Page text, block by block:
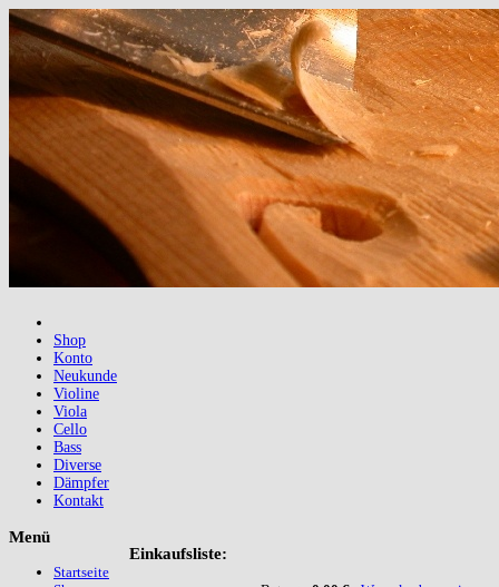
Shop
Konto
Neukunde
Violine
Viola
Cello
Bass
Diverse
Dämpfer
Kontakt
Einkaufsliste:
Menü
Startseite